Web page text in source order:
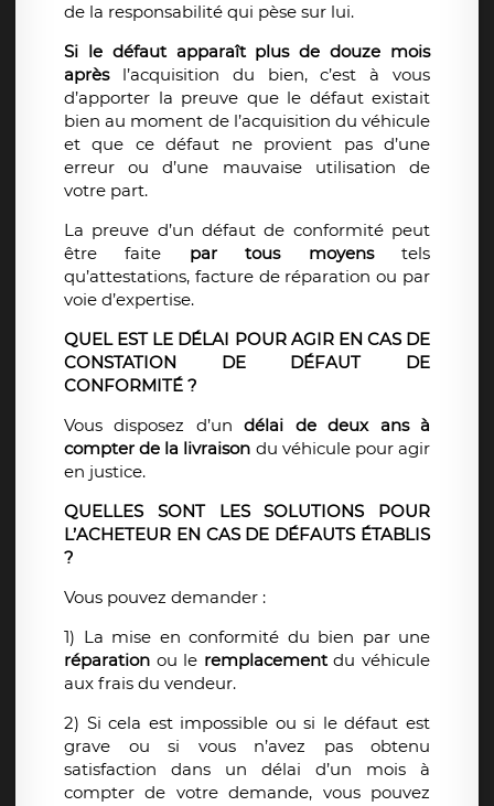
de la responsabilité qui pèse sur lui.
Si le défaut apparaît plus de douze mois
aprèsl’acquisition du bien, c’est à vous
d’apporter la preuve que le défaut existait
bien au moment de l’acquisition du véhicule
et que ce défaut ne provient pas d’une
erreur ou d’une mauvaise utilisation de
votre part.
La preuve d’un défaut de conformité peut
être faite par tous moyenstels
qu’attestations, facture de réparation ou par
voie d’expertise.
QUEL EST LE DÉLAI POUR AGIR EN CAS DE
CONSTATION DE DÉFAUT DE
CONFORMITÉ ?
Vous disposez d’undélai de deux ans à
compter de la livraison du véhicule pour agir
en justice.
QUELLES SONT LES SOLUTIONS POUR
L’ACHETEUR EN CAS DE DÉFAUTS ÉTABLIS
?
Vous pouvez demander :
1) La mise en conformité du bien par une
réparation ou le remplacementdu véhicule
aux frais du vendeur.
2) Si cela est impossible ou si le défaut est
grave ou si vous n’avez pas obtenu
satisfaction dans un délai d’un mois à
compter de votre demande, vous pouvez